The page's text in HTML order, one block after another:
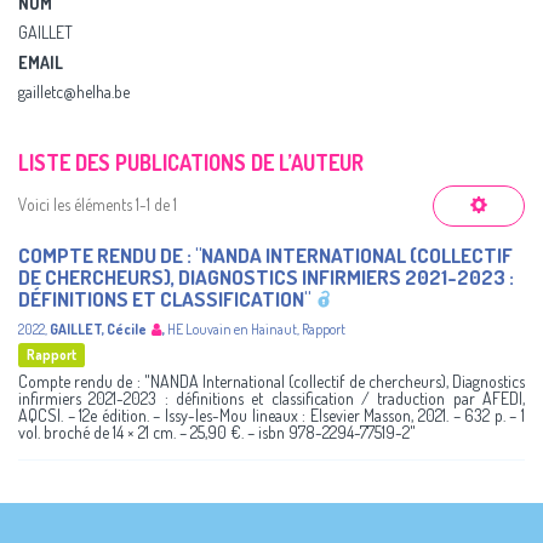
GAILLET
EMAIL
gailletc@helha.be
LISTE DES PUBLICATIONS DE L’AUTEUR
Voici les éléments 1-1 de 1
COMPTE RENDU DE : "NANDA INTERNATIONAL (COLLECTIF
DE CHERCHEURS), DIAGNOSTICS INFIRMIERS 2021-2023 :
DÉFINITIONS ET CLASSIFICATION"
2022, GAILLET, Cécile , HE Louvain en Hainaut, Rapport
Rapport
Compte rendu de : "NANDA International (collectif de chercheurs), Diagnostics
infirmiers 2021-2023 : définitions et classification / traduction par AFEDI,
AQCSI. – 12e édition. – Issy-les-Mou lineaux : Elsevier Masson, 2021. – 632 p. – 1
vol. broché de 14 × 21 cm. – 25,90 €. – isbn 978-2294-77519-2"